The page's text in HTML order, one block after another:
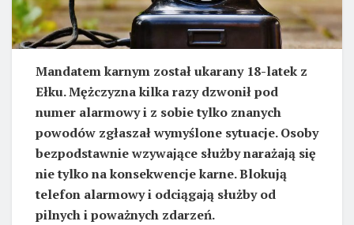
Mandatem karnym został ukarany 18-latek z
Ełku. Mężczyzna kilka razy dzwonił pod
numer alarmowy i z sobie tylko znanych
powodów zgłaszał wymyślone sytuacje. Osoby
bezpodstawnie wzywające służby narażają się
nie tylko na konsekwencje karne. Blokują
telefon alarmowy i odciągają służby od
pilnych i poważnych zdarzeń.